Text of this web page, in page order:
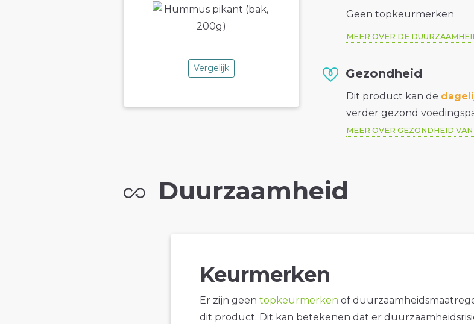
Vergelijk
Geen topkeurmerken
MEER OVER DE
Gezondheid
Dit product kan de
verder gezond
MEER OVER GEZONDHEID
Duurzaamheid
Keurmerken
Er zijn geen topkeurmerken of
dit product. Dit kan betekenen dat er